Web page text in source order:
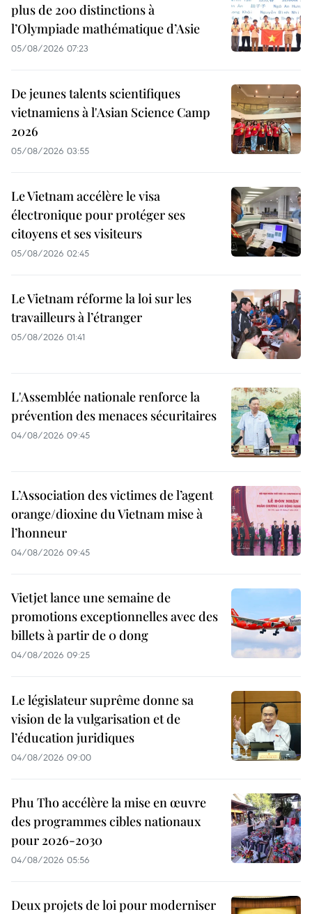
plus de 200 distinctions à
l’Olympiade mathématique d’Asie
05/08/2026 07:23
De jeunes talents scientifiques
vietnamiens à l'Asian Science Camp
2026
05/08/2026 03:55
Le Vietnam accélère le visa
électronique pour protéger ses
citoyens et ses visiteurs
05/08/2026 02:45
Le Vietnam réforme la loi sur les
travailleurs à l’étranger
05/08/2026 01:41
L'Assemblée nationale renforce la
prévention des menaces sécuritaires
04/08/2026 09:45
L’Association des victimes de l’agent
orange/dioxine du Vietnam mise à
l’honneur
04/08/2026 09:45
Vietjet lance une semaine de
promotions exceptionnelles avec des
billets à partir de 0 dong
04/08/2026 09:25
Le législateur suprême donne sa
vision de la vulgarisation et de
l’éducation juridiques
04/08/2026 09:00
Phu Tho accélère la mise en œuvre
des programmes cibles nationaux
pour 2026-2030
04/08/2026 05:56
Deux projets de loi pour moderniser